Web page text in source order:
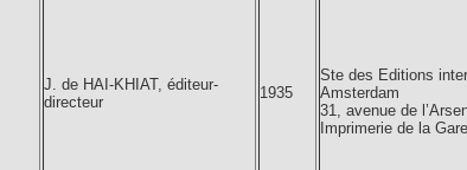
J. de HAI-KHIAT, éditeur-
directeur
1935
Ste des Editions
Amsterdam
31, avenue de
Imprimerie de la